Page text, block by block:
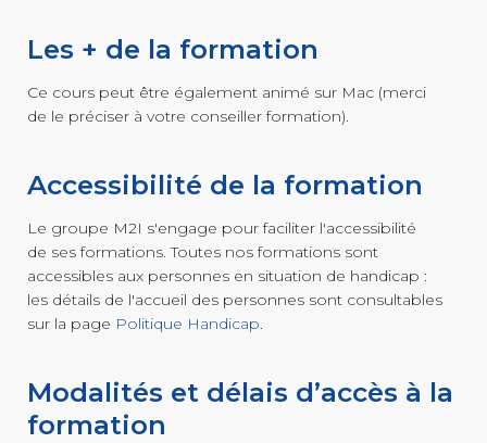
Les + de la formation
Ce cours peut être également animé sur Mac (merci
de le préciser à votre conseiller formation).
Accessibilité de la formation
Le groupe M2I s'engage pour faciliter l'accessibilité
de ses formations. Toutes nos formations sont
accessibles aux personnes en situation de handicap :
les détails de l'accueil des personnes sont consultables
sur la page Politique Handicap.
Modalités et délais d’accès à la
formation